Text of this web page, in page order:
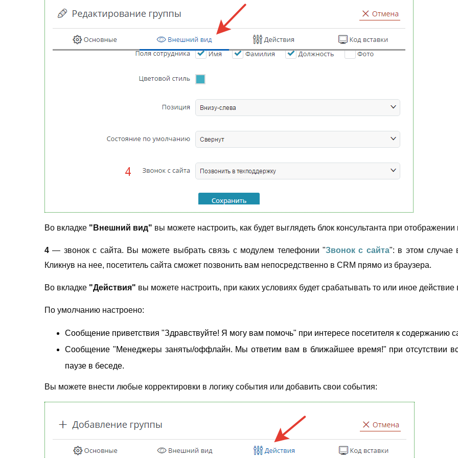
Во вкладке "Внешний вид" вы можете настроить, как будет выглядеть блок консультанта при отображении
4— звонок с сайта. Вы можете выбрать связь с модулем телефонии "Звонок с сайта": в этом случае
Кликнув на нее, посетитель сайта сможет позвонить вам непосредственно в CRM прямо из браузера.
Во вкладке "Действия" вы можете настроить, при каких условиях будет срабатывать то или иное действие
По умолчанию настроено:
Сообщение приветствия "Здравствуйте! Я могу вам помочь" при интересе посетителя к содержанию
Сообщение "Менеджеры заняты/оффлайн. Мы ответим вам в ближайшее время!" при отсутствии
паузе в беседе.
Вы можете внести любые корректировки в логику события или добавить свои события: